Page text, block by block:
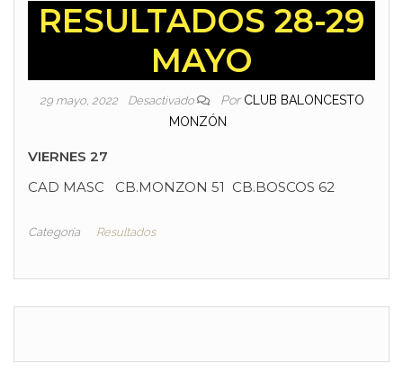
RESULTADOS 28-29
MAYO
29 mayo, 2022 Desactivado Por CLUB BALONCESTO
MONZÓN
VIERNES 27
CAD MASC CB.MONZON 51 CB.BOSCOS 62
Categoría Resultados